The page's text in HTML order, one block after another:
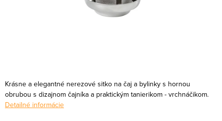
Krásne a elegantné nerezové sitko na čaj a bylinky s hornou
obrubou s dizajnom čajníka a praktickým tanierikom - vrchnáčikom.
Detailné informácie